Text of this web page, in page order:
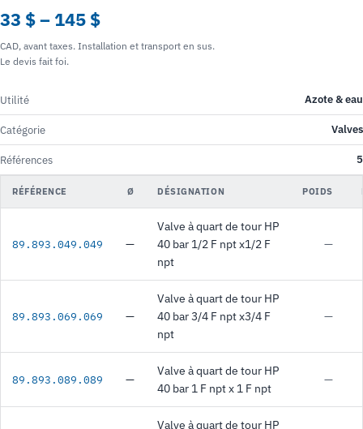
33 $ – 145 $
CAD, avant taxes. Installation et transport en sus.
Le devis fait foi.
Utilité Azote & eau
Catégorie Valves
Références 5
RÉFÉRENCE Ø DÉSIGNATION POIDS
89.893.049.049 —
Valve à quart de tour HP
40 bar 1/2 F npt x1/2 F
npt
—
89.893.069.069 —
Valve à quart de tour HP
40 bar 3/4 F npt x3/4 F
npt
—
89.893.089.089 —
Valve à quart de tour HP
40 bar 1 F npt x 1 F npt
—
Valve à quart de tour HP